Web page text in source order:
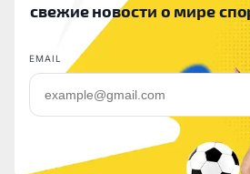
свежие новости о мире
EMAIL